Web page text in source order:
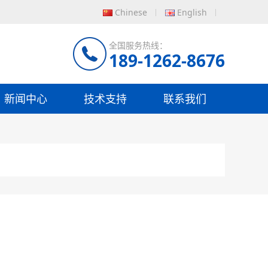
Chinese English
全国服务热线：
189-1262-8676
新闻中心 技术支持 联系我们